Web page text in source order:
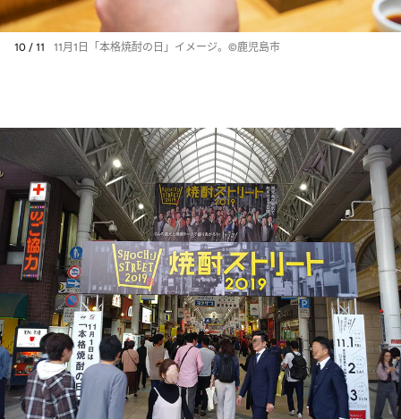
10 / 11 11月1日「本格焼酎の日」イメージ。©鹿児島市